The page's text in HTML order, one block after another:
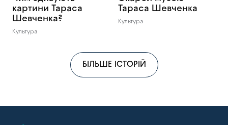
картини Тараса
Шевченка?
Культура
Тараса Шевченка
Культура
БІЛЬШЕ ІСТОРІЙ